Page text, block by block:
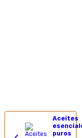
Aceites
puros